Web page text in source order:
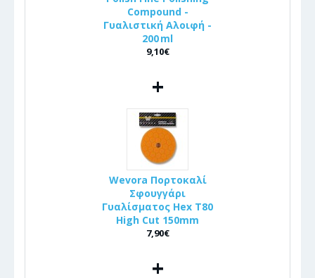
Compound -
Γυαλιστική Αλοιφή -
200 ml
9,10€
+
Wevora Πορτοκαλί
Σφουγγάρι
Γυαλίσματος Hex T80
High Cut 150mm
7,90€
+